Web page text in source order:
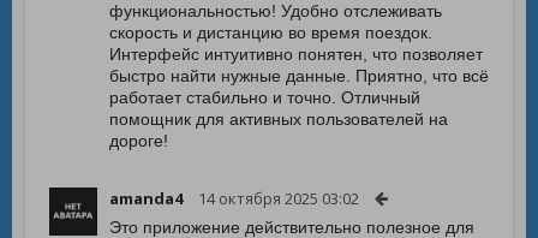
функциональностью! Удобно отслеживать
скорость и дистанцию во время поездок.
Интерфейс интуитивно понятен, что позволяет
быстро найти нужные данные. Приятно, что всё
работает стабильно и точно. Отличный
помощник для активных пользователей на
дороге!
amanda4 14 октября 2025 03:02
Это приложение действительно полезное для